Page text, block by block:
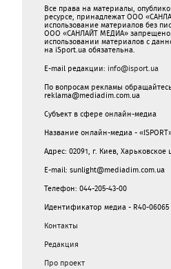
Все права на материалы,
ресурсе, принадлежат ООО
использование материалов без
ООО «САНЛАЙТ МЕДИА»
использовании материалов с
на iSport.ua обязательна.
E-mail редакции: info@isport.ua
По вопросам рекламы
reklama@mediadim.com.ua
Субъект в сфере онлайн-медиа
Название онлайн-медиа -
Адрес: 02091, г. Киев,
E-mail: sunlight@mediadim.com.ua
Телефон: 044-205-43-00
Идентификатор медиа - R40-06065
Контакты
Редакция
Про проект